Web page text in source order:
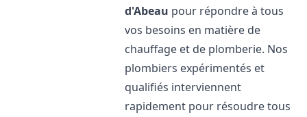
d'Abeau pour répondre à tous
vos besoins en matière de
chauffage et de plomberie. Nos
plombiers expérimentés et
qualifiés interviennent
rapidement pour résoudre tous